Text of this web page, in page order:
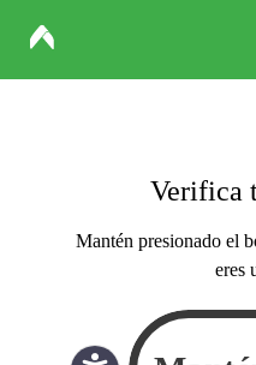
Verifica
Mantén presionado el
eres